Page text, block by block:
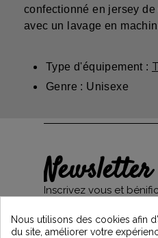
confectionné en jersey
avec un lavage en
Type d'équipement :
Genre : Unisexe
Newsletter
Inscrivez vous et
et restez informés des
Vintage Motors
Nous utilisons des cookies afin
du site, améliorer votre